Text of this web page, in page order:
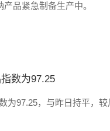
产品紧急制备生产中。
数为97.25
为97.25，与昨日持平，